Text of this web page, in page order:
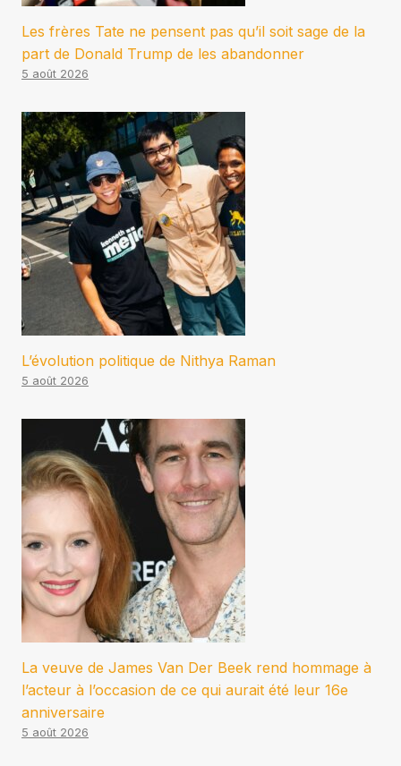
Les frères Tate ne pensent pas qu’il soit sage de la
part de Donald Trump de les abandonner
5 août 2026
L’évolution politique de Nithya Raman
5 août 2026
La veuve de James Van Der Beek rend hommage à
l’acteur à l’occasion de ce qui aurait été leur 16e
anniversaire
5 août 2026